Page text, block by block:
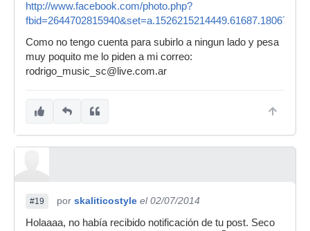
http://www.facebook.com/photo.php?
Como no tengo cuenta para subirlo a ningun lado y pesa
muy poquito me lo piden a mi correo:
rodrigo_music_sc@live.com.ar
#19 por skaliticostyle el 02/07/2014
Holaaaa, no había recibido notificación de tu post. Seco